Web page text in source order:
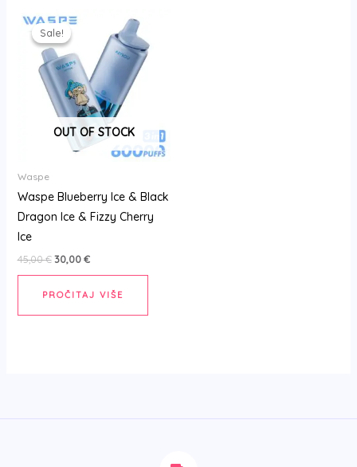
Sale!
OUT OF STOCK
Sale!
Waspe
Waspe Blueberry Ice & Black
Dragon Ice & Fizzy Cherry
Ice
45,00€
Izvorna
cijena
bila
je:
45,00 €.
30,00€
30,00 €.
PROČITAJ VIŠE